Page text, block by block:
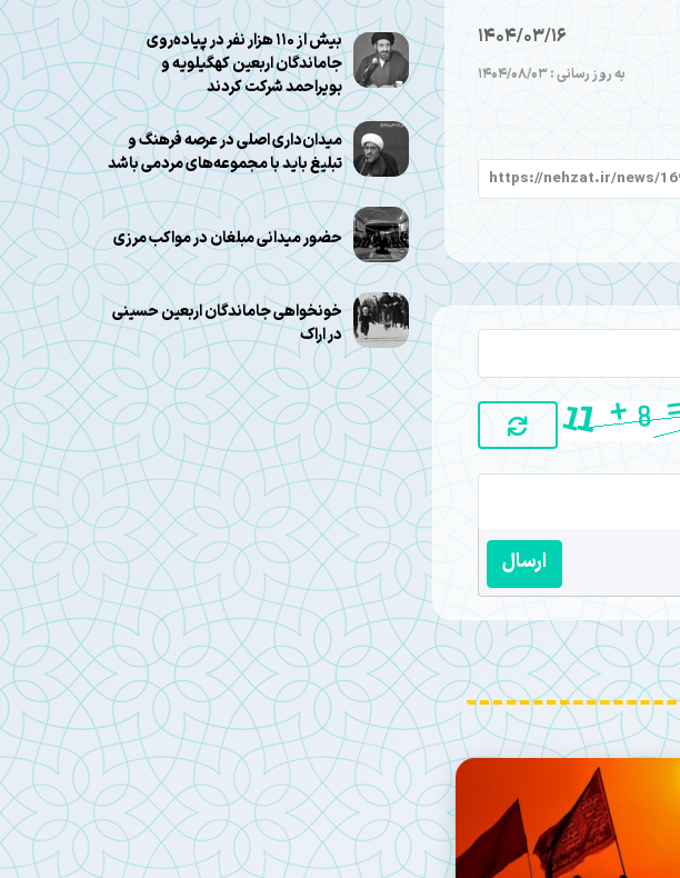
1404/03/16
به روز رسانی : 1404/08/03
ارسال
بیش از ۱۱۰ هزار نفر در پیاده‌روی
جاماندگان اربعین کهگیلویه و
بویراحمد شرکت کردند
میدان‌داری اصلی در عرصه فرهنگ و
تبلیغ باید با مجموعه‌های مردمی باشد
حضور میدانی مبلغان در مواکب مرزی
خونخواهی جاماندگان اربعین حسینی
در اراک